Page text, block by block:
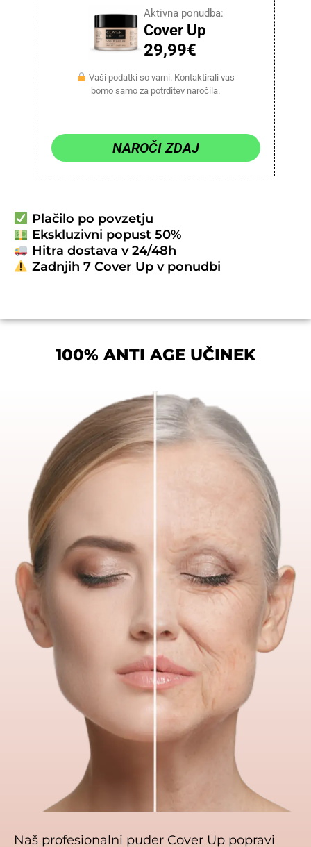
Aktivna ponudba:
Cover Up
29,99€
Vaši podatki so varni. Kontaktirali vas
bomo samo za potrditev naročila.
NAROČI ZDAJ
Plačilo po povzetju
Ekskluzivni popust 50%
Hitra dostava v 24/48h
Zadnjih 7 Cover Up v ponudbi
100% ANTI AGE UČINEK
Naš profesionalni puder Cover Up popravi